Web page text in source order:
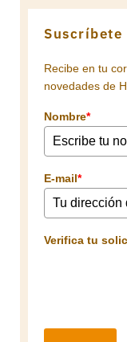
Recibe en tu
novedades de
Nombre*
E-mail*
Verifica tu